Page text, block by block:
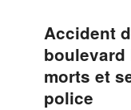
Accident
boulevard
morts et
police